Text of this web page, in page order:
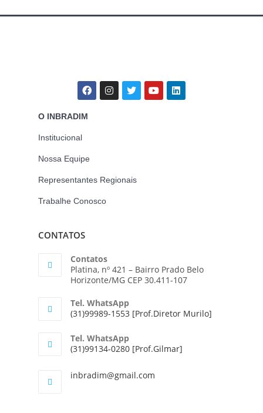
O INBRADIM
Institucional
Nossa Equipe
Representantes Regionais
Trabalhe Conosco
CONTATOS
Contatos
Platina, nº 421 – Bairro Prado Belo
Horizonte/MG CEP 30.411-107
Tel. WhatsApp
(31)99989-1553 [Prof.Diretor Murilo]
Tel. WhatsApp
(31)99134-0280 [Prof.Gilmar]
inbradim@gmail.com